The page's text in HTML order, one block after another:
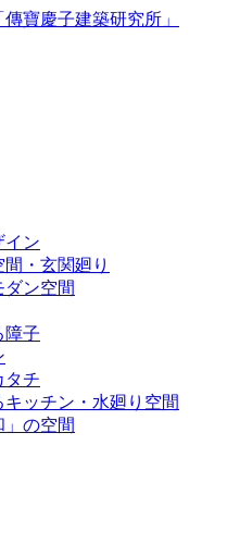
イン
・玄関廻り
ン空間
障子
タチ
ッチン・水廻り空間
」の空間